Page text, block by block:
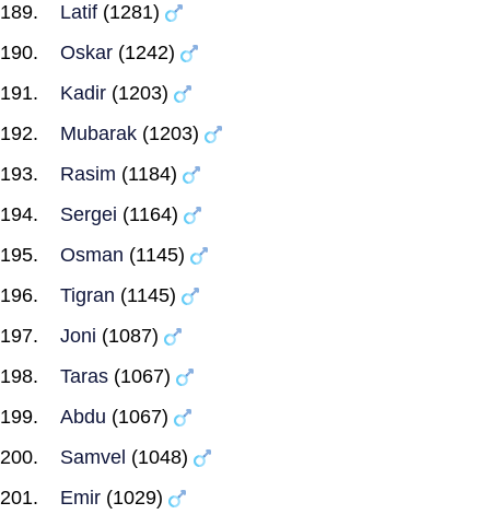
Latif (1281)
Oskar (1242)
Kadir (1203)
Mubarak (1203)
Rasim (1184)
Sergei (1164)
Osman (1145)
Tigran (1145)
Joni (1087)
Taras (1067)
Abdu (1067)
Samvel (1048)
Emir (1029)